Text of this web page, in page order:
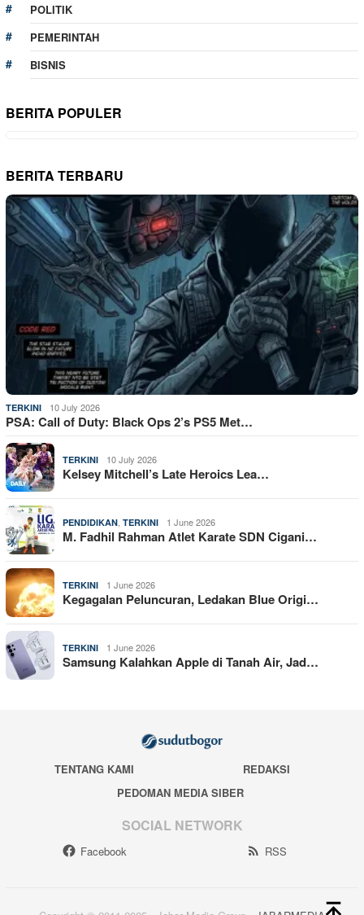
POLITIK
PEMERINTAH
BISNIS
BERITA POPULER
BERITA TERBARU
TERKINI 10 July 2026
PSA: Call of Duty: Black Ops 2’s PS5 Met…
TERKINI 10 July 2026
Kelsey Mitchell’s Late Heroics Lea…
PENDIDIKAN TERKINI 1 June 2026
M. Fadhil Rahman Atlet Karate SDN Cigani…
TERKINI 1 June 2026
Kegagalan Peluncuran, Ledakan Blue Origi…
TERKINI 1 June 2026
Samsung Kalahkan Apple di Tanah Air, Jad…
TENTANG KAMI
REDAKSI
PEDOMAN MEDIA SIBER
SOCIAL NETWORK
Facebook RSS